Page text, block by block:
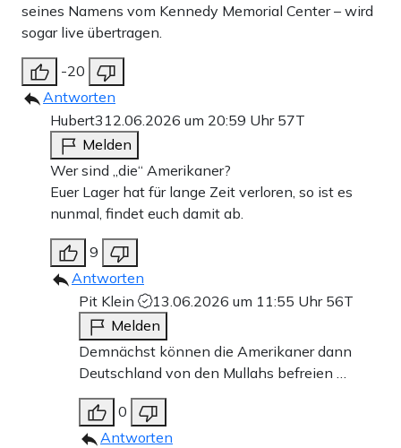
seines Namens vom Kennedy Memorial Center – wird
sogar live übertragen.
-20
Antworten
Hubert3 12.06.2026 um 20:59 Uhr 57T
Melden
Wer sind „die“ Amerikaner?
Euer Lager hat für lange Zeit verloren, so ist es
nunmal, findet euch damit ab.
9
Antworten
Pit Klein
13.06.2026 um 11:55 Uhr 56T
Melden
Demnächst können die Amerikaner dann
Deutschland von den Mullahs befreien …
0
Antworten